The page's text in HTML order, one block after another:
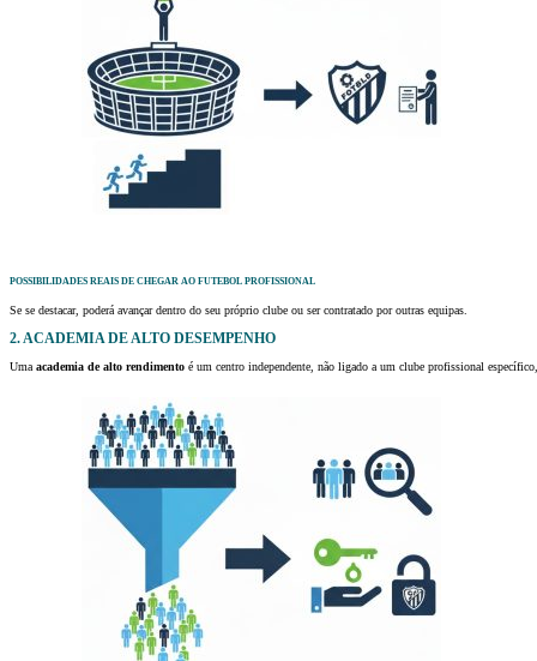
POSSIBILIDADES REAIS DE CHEGAR AO FUTEBOL PROFISSIONAL
Se se destacar, poderá avançar dentro do seu próprio clube ou ser contratado por outras equipas.
2. ACADEMIA DE ALTO DESEMPENHO
Umaacademia de alto rendimento é um centro independente, não ligado a um clube profissional